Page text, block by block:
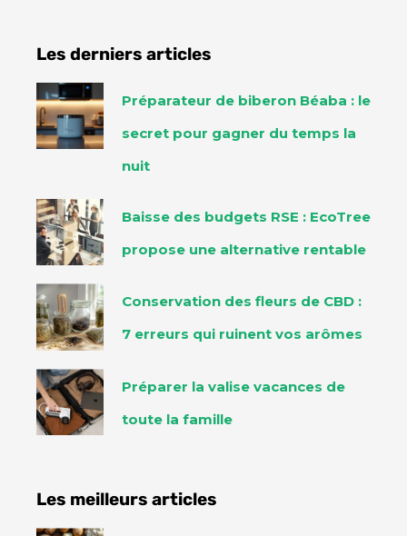
Les derniers articles
Préparateur de biberon Béaba : le
secret pour gagner du temps la
nuit
Baisse des budgets RSE : EcoTree
propose une alternative rentable
Conservation des fleurs de CBD :
7 erreurs qui ruinent vos arômes
Préparer la valise vacances de
toute la famille
Les meilleurs articles